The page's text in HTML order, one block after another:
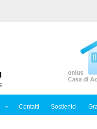
Contatti Sostienici